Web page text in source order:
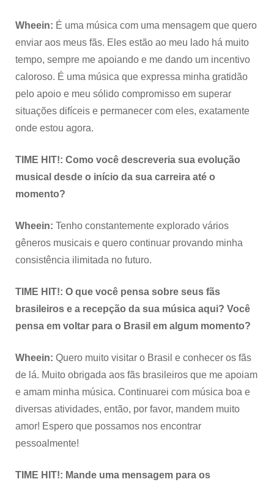
Wheein: É uma música com uma mensagem que quero
enviar aos meus fãs. Eles estão ao meu lado há muito
tempo, sempre me apoiando e me dando um incentivo
caloroso. É uma música que expressa minha gratidão
pelo apoio e meu sólido compromisso em superar
situações difíceis e permanecer com eles, exatamente
onde estou agora.
TIME HIT!: Como você descreveria sua evolução
musical desde o início da sua carreira até o
momento?
Wheein: Tenho constantemente explorado vários
gêneros musicais e quero continuar provando minha
consistência ilimitada no futuro.
TIME HIT!: O que você pensa sobre seus fãs
brasileiros e a recepção da sua música aqui? Você
pensa em voltar para o Brasil em algum momento?
Wheein: Quero muito visitar o Brasil e conhecer os fãs
de lá. Muito obrigada aos fãs brasileiros que me apoiam
e amam minha música. Continuarei com música boa e
diversas atividades, então, por favor, mandem muito
amor! Espero que possamos nos encontrar
pessoalmente!
TIME HIT!: Mande uma mensagem para os